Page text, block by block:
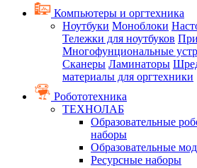
Компьютеры и оргтехника
Ноутбуки Моноблоки
Тележки для ноутбуков
Многофунциональные
Сканеры Ламинаторы
материалы для оргтехники
Робототехника
ТЕХНОЛАБ
Образовательные
наборы
Образовательные
Ресурсные наборы